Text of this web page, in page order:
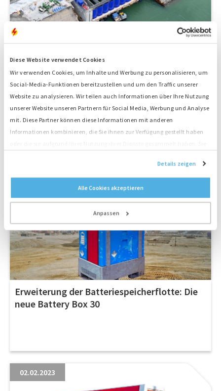
Diese Website verwendet Cookies
Wir verwenden Cookies, um Inhalte und Werbung zu personalisieren, um
Social-Media-Funktionen bereitzustellen und um den Traffic unserer
Website zu analysieren. Wir teilen auch Informationen über Ihre Nutzung
unserer Website unseren Partnern für Social Media, Werbung und Analyse
mit. Diese Partner können diese Informationen mit anderen
Informationen kombinieren, die Sie ihnen zur Verfügung gestellt haben
Details zeigen
Alle Cookies akzeptieren
Anpassen
Nordeuropas größtes Infrastrukturprojekt:
Und wir sind dabei!
Erweiterung der Batteriespeicherflotte: Die
neue Battery Box 30
02.02.2023